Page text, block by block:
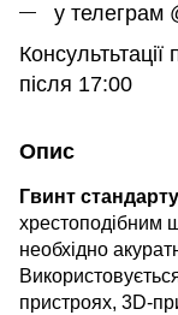
у телеграм
після 17:00
Опис
Гвинт
хрестоподібним
необхідно
пристроях, 3D-